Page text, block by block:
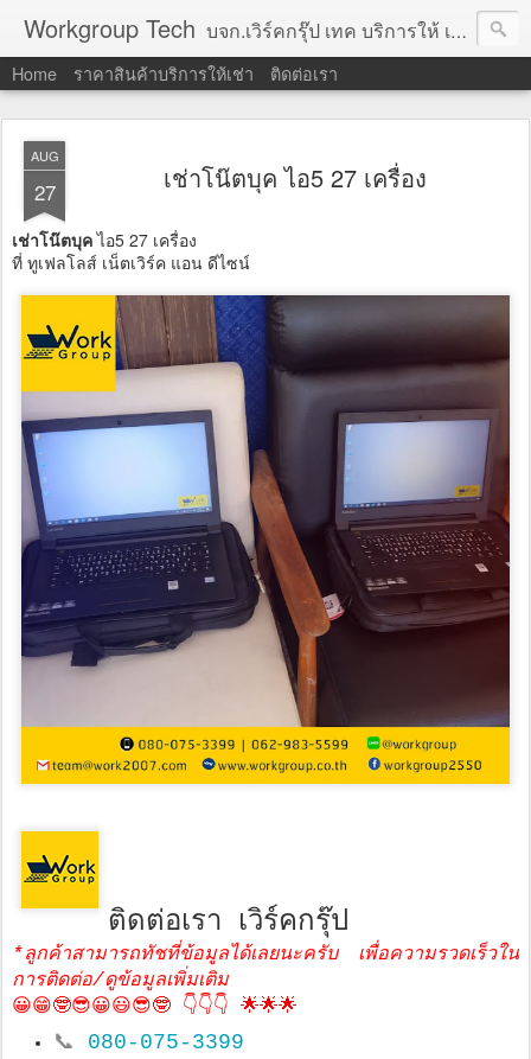
Workgroup Tech บจก.เวิร์คกรุ๊ป เทค บริการให้ เช่าคอมพิวเตอร์ โน้ตบุ๊ค โปรเจคเตอร์ ทีวีจอแบน จอทัชสกรีน ตู้คีออส วีดีโอวอล และอุปกรณ์อื่น ๆ บริการให้เช่าเป็น รายวัน
Home ราคาสินค้าบริการให้เช่า ติดต่อเรา
AUG
27 เช่าโน๊ตบุค ไอ5 27 เครื่อง
เช่าโน๊ตบุคไอ5 27 เครื่อง
ที่ ทูเฟลโลส์ เน็ตเวิร์ค แอน ดีไซน์
ติดต่อเรา เวิร์คกรุ๊ป
*ลูกค้าสามารถทัชที่ข้อมูลได้เลยนะครับ เพื่อความรวดเร็วใน
การติดต่อ/ดูข้อมูลเพิ่มเติม
😀😁🤓😎😀😃😎🤓 👇👇👇 🌟🌟🌟
📞 080-075-3399